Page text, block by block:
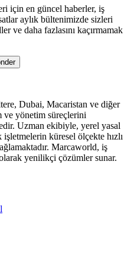
için en güncel haberler, iş
aylık bültenimizde sizleri
ve daha fazlasını kaçırmamak
Dubai, Macaristan ve diğer
yönetim süreçlerini
Uzman ekibiyle, yerel yasal
küresel ölçekte hızlı
Marcaworld, iş
yenilikçi çözümler sunar.